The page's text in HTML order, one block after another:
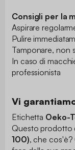
Consigli per la
Aspirare
Pulire
Tamponare, non
In caso di
professionista
Vi
Etichetta Oeko-
Questo prodotto
100), che